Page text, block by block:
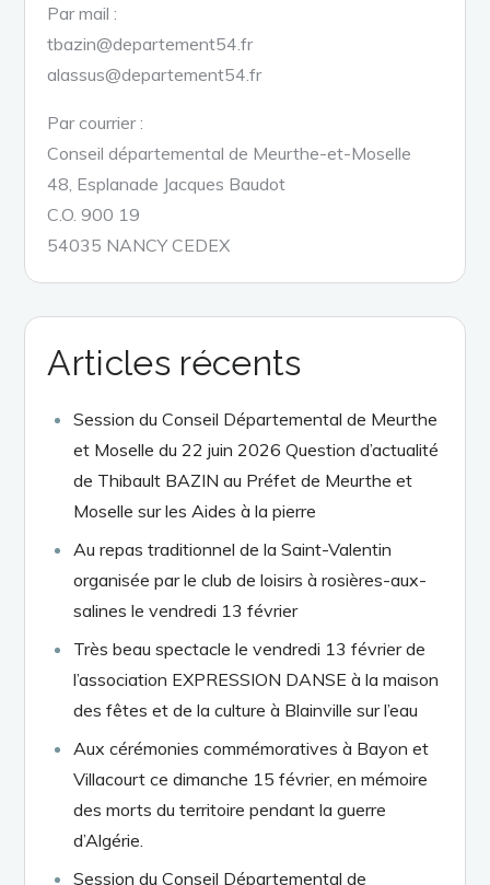
Par mail :
tbazin@departement54.fr
alassus@departement54.fr
Par courrier :
Conseil départemental de Meurthe-et-Moselle
48, Esplanade Jacques Baudot
C.O. 900 19
54035 NANCY CEDEX
Articles récents
Session du Conseil Départemental de Meurthe
et Moselle du 22 juin 2026 Question d’actualité
de Thibault BAZIN au Préfet de Meurthe et
Moselle sur les Aides à la pierre
Au repas traditionnel de la Saint-Valentin
organisée par le club de loisirs à rosières-aux-
salines le vendredi 13 février
Très beau spectacle le vendredi 13 février de
l’association EXPRESSION DANSE à la maison
des fêtes et de la culture à Blainville sur l’eau
Aux cérémonies commémoratives à Bayon et
Villacourt ce dimanche 15 février, en mémoire
des morts du territoire pendant la guerre
d’Algérie.
Session du Conseil Départemental de